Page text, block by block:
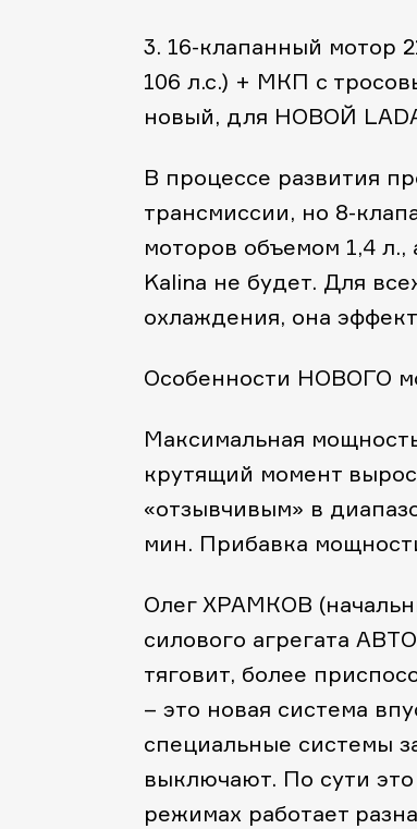
3. 16-клапанный мотор
106 л.с.) + МКП с
новый, для НОВОЙ
В процессе развития
трансмиссии, но 8-
моторов объемом 1,4
Kalina не будет. Для
охлаждения, она
Особенности НОВОГО
Максимальная
крутящий момент
«отзывчивым» в
мин. Прибавка
Олег ХРАМКОВ
силового агрегата
тяговит, более
– это новая система
специальные системы
выключают. По сути
режимах работает